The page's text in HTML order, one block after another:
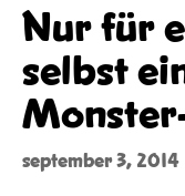
Nur für
selbst
september 3, 2014